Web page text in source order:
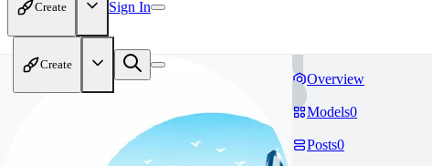
Create Sign In
Create
Overview
Models0
Posts0